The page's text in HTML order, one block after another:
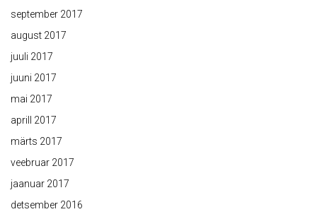
september 2017
august 2017
juuli 2017
juuni 2017
mai 2017
aprill 2017
märts 2017
veebruar 2017
jaanuar 2017
detsember 2016